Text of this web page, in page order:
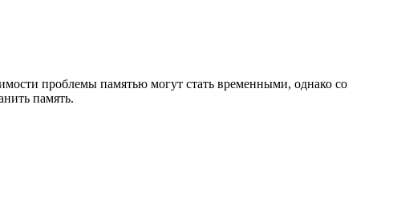
проблемы памятью могут стать временными, однако со
память.